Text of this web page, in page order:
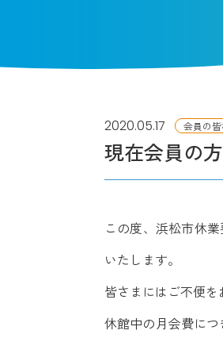
2020.05.17 会員の
現在会員の
この度、浜松市休
いたします。
皆さまにはご不便
休館中の月会費に